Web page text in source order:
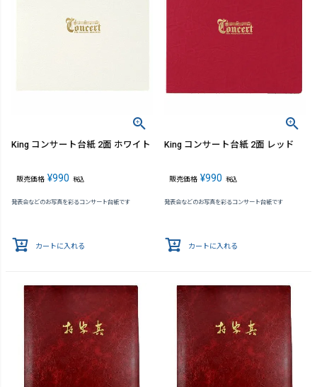
King コンサート台紙 2面 ホワイト
販売価格 ¥990 税込
発表会などのお写真を彩るコンサート台紙です
カートに入れる
King コンサート台紙 2面 レッド
販売価格 ¥990 税込
発表会などのお写真を彩るコンサート台紙です
カートに入れる